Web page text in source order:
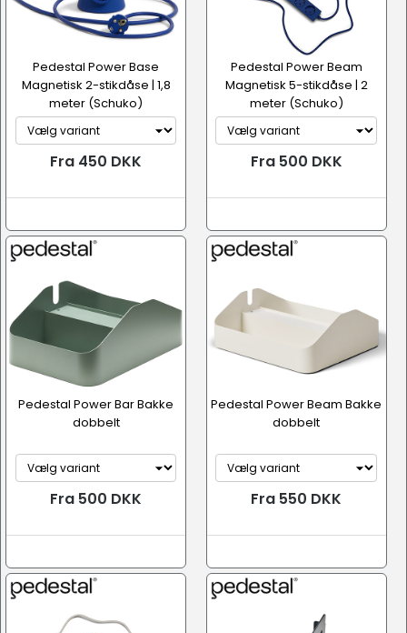
Pedestal Power Base
Magnetisk 2-stikdåse | 1,8
meter (Schuko)
Fra 450 DKK
Pedestal Power Beam
Magnetisk 5-stikdåse | 2
meter (Schuko)
Fra 500 DKK
Pedestal Power Bar Bakke
dobbelt
Fra 500 DKK
Pedestal Power Beam Bakke
dobbelt
Fra 550 DKK